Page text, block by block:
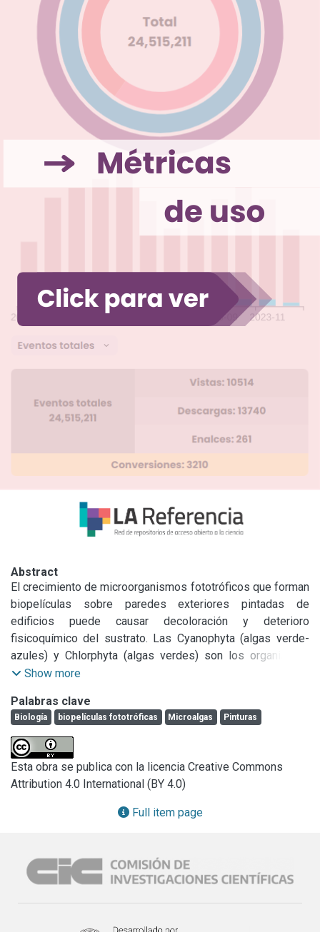
Abstract
El crecimiento de microorganismos fototróficos que forman
biopelículas sobre paredes exteriores pintadas de
edificios puede causar decoloración y deterioro
fisicoquímico del sustrato. Las Cyanophyta (algas verde-
azules) y Chlorphyta (algas verdes) son los organismos
fototróficos más abundantes que colonizan fachadas
verdes, rojas y negras, dependiendo de las especies
colonizadoras, que a su vez alteran la estética llegando al
deterioro de la pintura. Una vez que estos organismos se
establecen formando una biopelícula, contribuyen al
establecimiento de otros organismos tales como líquenes,
briófitos y plantas vasculares. El objetivo de este trabajo
fue: a) identificar los taxones de organismos fototróficos
productos naturales para ser incorporados en pinturas. Se
tomaron muestras de paredes pintadas con signos de
Show more
Palabras clave
Biología biopelículas fototróficas Microalgas Pinturas
Esta obra se publica con la licencia Creative Commons
Attribution 4.0 International (BY 4.0)
Full item page